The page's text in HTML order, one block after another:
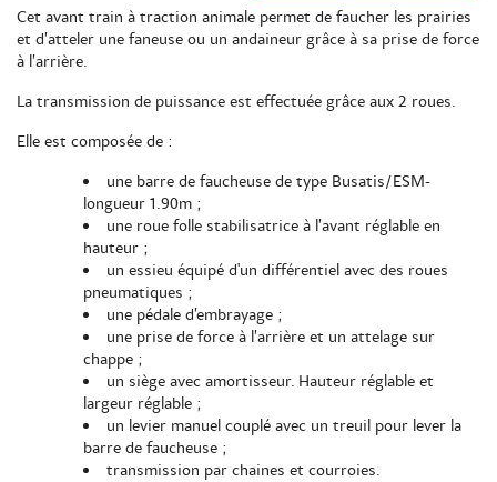
Cet avant train à traction animale permet de faucher les prairies
et d’atteler une faneuse ou un andaineur grâce à sa prise de force
à l’arrière.
La transmission de puissance est effectuée grâce aux 2 roues.
Elle est composée de :
une barre de faucheuse de type Busatis/ESM-
longueur 1.90m ;
une roue folle stabilisatrice à l’avant réglable en
hauteur ;
un essieu équipé d'un différentiel avec des roues
pneumatiques ;
une pédale d’embrayage ;
une prise de force à l’arrière et un attelage sur
chappe ;
un siège avec amortisseur. Hauteur réglable et
largeur réglable ;
un levier manuel couplé avec un treuil pour lever la
barre de faucheuse ;
transmission par chaines et courroies.